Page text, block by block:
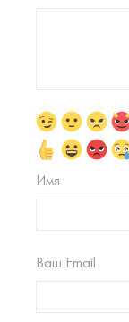
Имя
Ваш Email